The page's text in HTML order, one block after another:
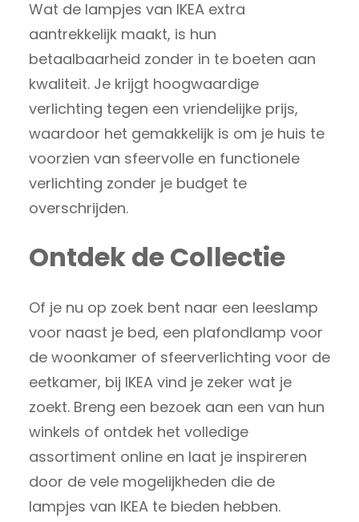
Wat de lampjes van IKEA extra
aantrekkelijk maakt, is hun
betaalbaarheid zonder in te boeten aan
kwaliteit. Je krijgt hoogwaardige
verlichting tegen een vriendelijke prijs,
waardoor het gemakkelijk is om je huis te
voorzien van sfeervolle en functionele
verlichting zonder je budget te
overschrijden.
Ontdek de Collectie
Of je nu op zoek bent naar een leeslamp
voor naast je bed, een plafondlamp voor
de woonkamer of sfeerverlichting voor de
eetkamer, bij IKEA vind je zeker wat je
zoekt. Breng een bezoek aan een van hun
winkels of ontdek het volledige
assortiment online en laat je inspireren
door de vele mogelijkheden die de
lampjes van IKEA te bieden hebben.